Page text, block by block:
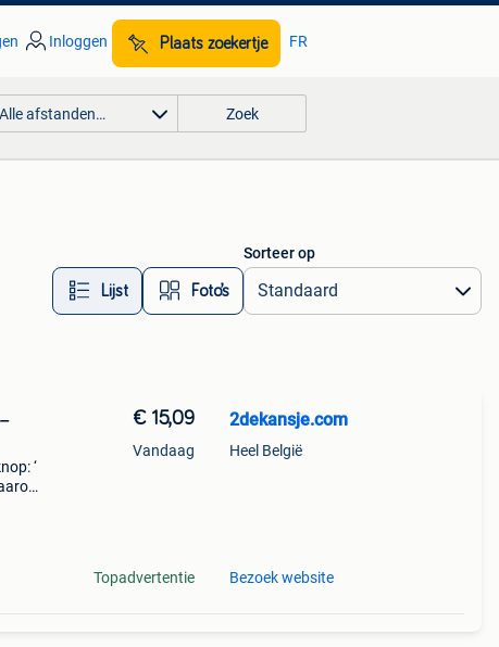
Inloggen Plaats zoekertje FR
Alle afstanden… Zoek
Lijst Foto’s
Sorteer op
‘
€ 15,09
Vandaag
Topadvertentie
2dekansje.com
Heel België
Bezoek website